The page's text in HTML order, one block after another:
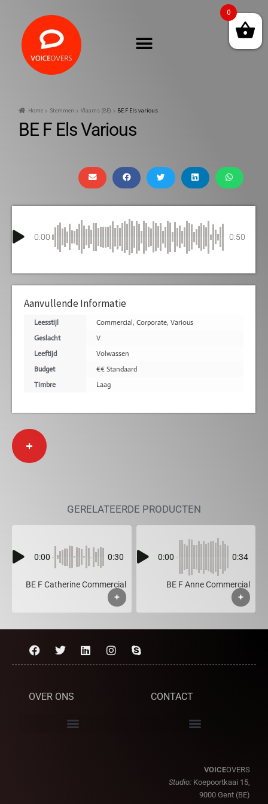
Home Stemmen Vlaams (BE) BE F Els various
BE F Els Various
0:00 0:50
Aanvullende Informatie
Leesstijl Commercial, Corporate, Various
Geslacht
V
Leeftijd
Volwassen
Budget
€€ Standaard
Timbre
Laag
+
GERELATEERDE PRODUCTEN
0:00 0:30
BE F Catherine Commercial
+
0:00 0:34
BE F Anne Commercial
+
OVER ONS CONTACT
VOICEOVERS
Studio: Koepoortkaai 15,
9000 Gent (BE)
0